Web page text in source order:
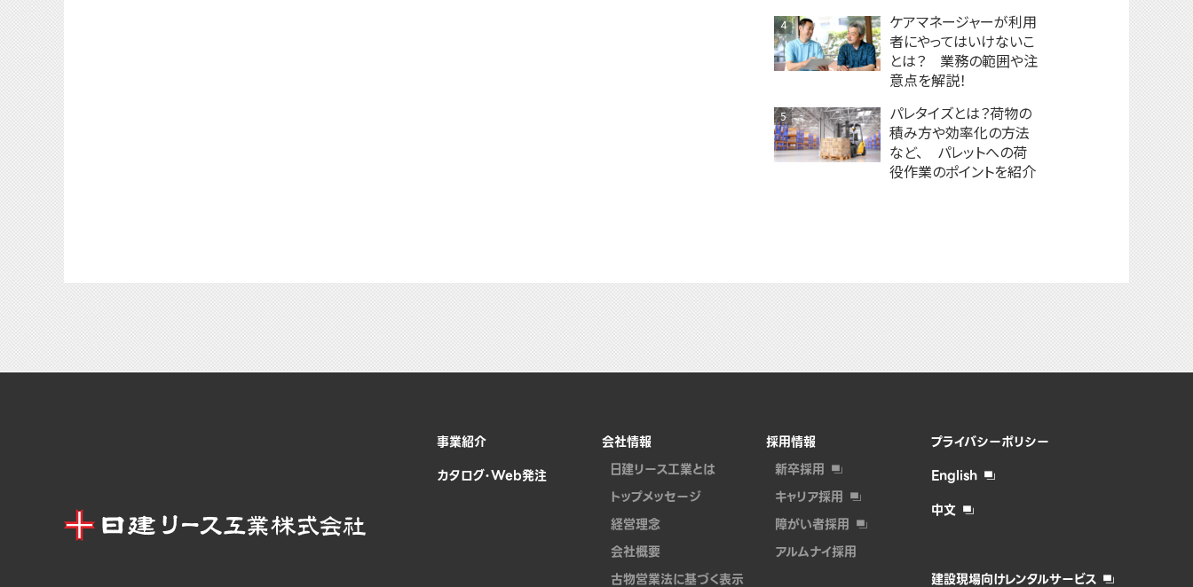
4
ケアマネージャーが利用
者にやってはいけないこ
とは？ 業務の範囲や注
意点を解説！
5
パレタイズとは？荷物の
積み方や効率化の方法
など、 パレットへの荷
役作業のポイントを紹介
事業紹介
カタログ・Web発注
会社情報
日建リース工業とは
トップメッセージ
経営理念
会社概要
古物営業法に基づく表示
採用情報
新卒採用
キャリア採用
障がい者採⽤
アルムナイ採⽤
プライバシーポリシー
English
中文
建設現場向けレンタルサービス